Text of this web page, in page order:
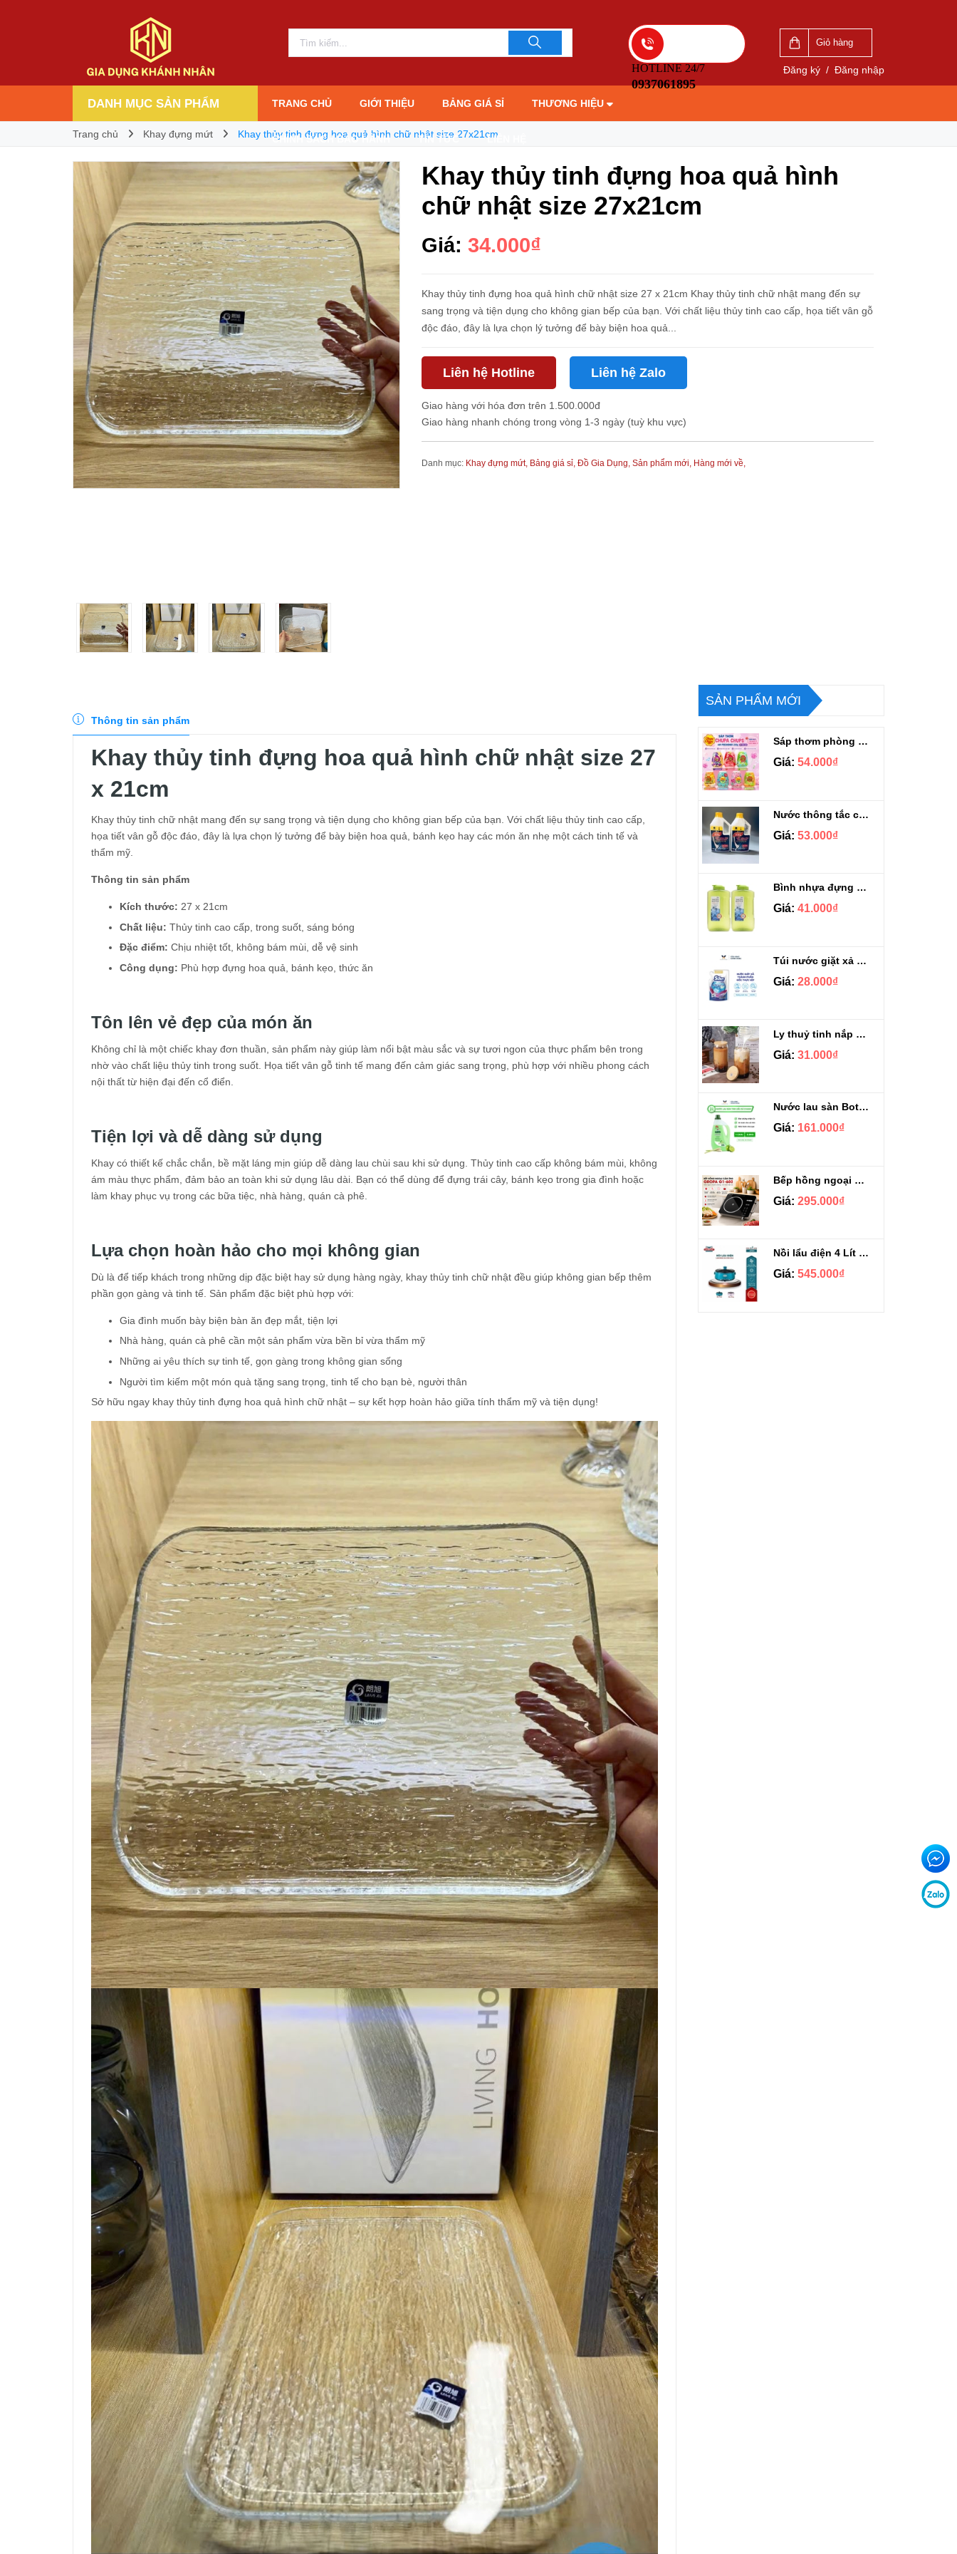
HOTLINE 24/7
0937061895
Giỏ hàng
Đăng ký / Đăng nhập
DANH MỤC SẢN PHẨM TRANG CHỦ GIỚI THIỆU BẢNG GIÁ SỈ THƯƠNG HIỆU
CHÍNH SÁCH BẢO HÀNH TIN TỨC LIÊN HỆ
Trang chủ Khay đựng mứt Khay thủy tinh đựng hoa quả hình chữ nhật size 27x21cm
Khay thủy tinh đựng hoa quả hình
chữ nhật size 27x21cm
Giá: 34.000₫
Khay thủy tinh đựng hoa quả hình chữ nhật size 27 x 21cm Khay thủy tinh chữ nhật mang đến sự
sang trọng và tiện dụng cho không gian bếp của bạn. Với chất liệu thủy tinh cao cấp, họa tiết vân gỗ
độc đáo, đây là lựa chọn lý tưởng để bày biện hoa quả...
Liên hệ Hotline Liên hệ Zalo
Giao hàng với hóa đơn trên 1.500.000đ
Giao hàng nhanh chóng trong vòng 1-3 ngày (tuỳ khu vực)
Danh mục: Khay đựng mứt, Bảng giá sỉ, Đồ Gia Dụng, Sản phẩm mới, Hàng mới về,
Giá bán: 34.000₫ 0937061895 0937061895
Thông tin sản phẩm
Khay thủy tinh đựng hoa quả hình chữ nhật size 27
x 21cm
Khay thủy tinh chữ nhật mang đến sự sang trọng và tiện dụng cho không gian bếp của bạn. Với chất liệu thủy tinh cao cấp,
họa tiết vân gỗ độc đáo, đây là lựa chọn lý tưởng để bày biện hoa quả, bánh kẹo hay các món ăn nhẹ một cách tinh tế và
thẩm mỹ.
Thông tin sản phẩm
Kích thước: 27 x 21cm
Chất liệu: Thủy tinh cao cấp, trong suốt, sáng bóng
Đặc điểm: Chịu nhiệt tốt, không bám mùi, dễ vệ sinh
Công dụng: Phù hợp đựng hoa quả, bánh kẹo, thức ăn
Tôn lên vẻ đẹp của món ăn
Không chỉ là một chiếc khay đơn thuần, sản phẩm này giúp làm nổi bật màu sắc và sự tươi ngon của thực phẩm bên trong
nhờ vào chất liệu thủy tinh trong suốt. Họa tiết vân gỗ tinh tế mang đến cảm giác sang trọng, phù hợp với nhiều phong cách
nội thất từ hiện đại đến cổ điển.
Tiện lợi và dễ dàng sử dụng
Khay có thiết kế chắc chắn, bề mặt láng mịn giúp dễ dàng lau chùi sau khi sử dụng. Thủy tinh cao cấp không bám mùi, không
ám màu thực phẩm, đảm bảo an toàn khi sử dụng lâu dài. Bạn có thể dùng để đựng trái cây, bánh kẹo trong gia đình hoặc
làm khay phục vụ trong các bữa tiệc, nhà hàng, quán cà phê.
Lựa chọn hoàn hảo cho mọi không gian
Dù là để tiếp khách trong những dịp đặc biệt hay sử dụng hàng ngày, khay thủy tinh chữ nhật đều giúp không gian bếp thêm
phần gọn gàng và tinh tế. Sản phẩm đặc biệt phù hợp với:
Gia đình muốn bày biện bàn ăn đẹp mắt, tiện lợi
Nhà hàng, quán cà phê cần một sản phẩm vừa bền bỉ vừa thẩm mỹ
Những ai yêu thích sự tinh tế, gọn gàng trong không gian sống
Người tìm kiếm một món quà tặng sang trọng, tinh tế cho bạn bè, người thân
Sở hữu ngay khay thủy tinh đựng hoa quả hình chữ nhật – sự kết hợp hoàn hảo giữa tính thẩm mỹ và tiện dụng!
SẢN PHẨM MỚI
Sáp thơm phòng Chupa Chups Thái Lan 230g
Giá: 54.000₫
Nước thông tắc cầu cống siêu mạnh Sifa 1.4kg
Giá: 53.000₫
Bình nhựa đựng nước Aqua Lock&Lock 2.1L
Giá: 41.000₫
Túi nước giặt xả Sizen hương nước hoa 500 ml
Giá: 28.000₫
Ly thuỷ tinh nắp gỗ kèm ống hút chịu nhiệt 500ml
Giá: 31.000₫
Nước lau sàn Botany tinh dầu sả chanh chai 3.9kg
Giá: 161.000₫
Bếp hồng ngoại cảm ứng Gropa G1-602
Giá: 295.000₫
Nồi lẩu điện 4 Lít Ladomax HA-238
Giá: 545.000₫